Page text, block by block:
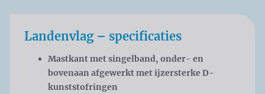
Landenvlag – specificaties
Mastkant met singelband, onder- en
bovenaan afgewerkt met ijzersterke D-
kunststofringen